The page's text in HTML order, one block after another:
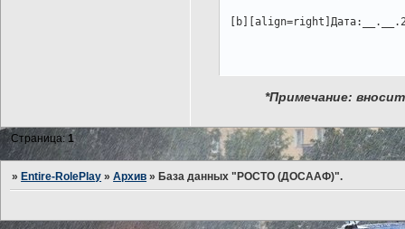
*Примечание:
Страница: 1
»Entire-RolePlay »Архив »База данных "РОСТО (ДОСААФ)".